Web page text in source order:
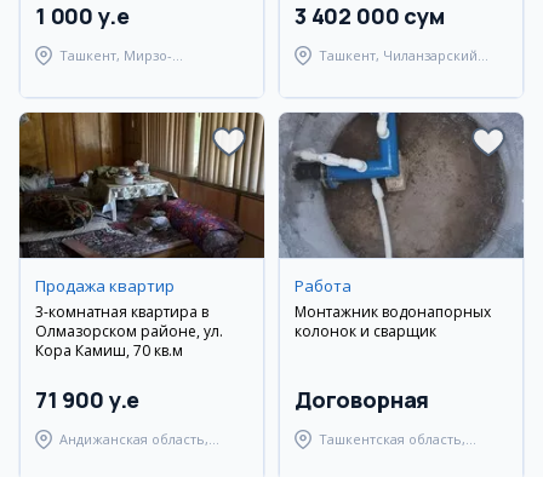
1 000 y.e
Ташкент, Мирзо-
3 402 000 сум
Ташкент, Чиланзарский
Продажа квартир
3-комнатная квартира в
Олмазорском районе, ул.
Кора Камиш, 70 кв.м
71 900 y.e
Андижанская область,
Работа
Монтажник водонапорных
колонок и сварщик
Договорная
Ташкентская область,